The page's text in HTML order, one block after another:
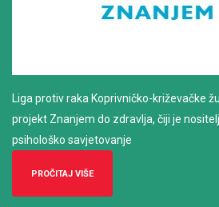
Liga protiv raka Koprivničko-križevačke
projekt Znanjem do zdravlja, čiji je
psihološko savjetovanje
PROČITAJ VIŠE